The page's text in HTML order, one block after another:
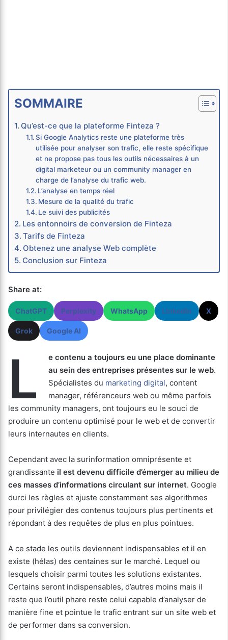
SOMMAIRE
Qu’est-ce que la plateforme Finteza ?
Si Google Analytics reste une plateforme très
utilisée pour analyser son trafic, elle reste spécifique
et ne propose pas tous les outils nécessaires à un
digital marketeur ou un community manager en
charge de l’analyse du trafic web.
L’analyse en temps réel
Mesure de la qualité du trafic
Le suivi des publicités
Les entonnoirs de conversion de Finteza
Tarifs de Finteza
Obtenez une analyse Web complète
Conclusion sur Finteza
Share at:
ChatGPT Perplexity WhatsApp LinkedIn X
Grok Google AI
L
e contenu a toujours eu une place dominante
au sein des entreprises présentes sur le web.
Spécialistes du marketing digital, content
manager, référenceurs web ou même parfois
les community managers, ont toujours eu le souci de
produire un contenu optimisé pour le web et de convertir
leurs internautes en clients.
Cependant avec la surinformation omniprésente et
grandissante il est devenu difficile d’émerger au milieu de
ces masses d’informations circulant sur internet. Google
durci les règles et ajuste constamment ses algorithmes
pour privilégier des contenus toujours plus pertinents et
répondant à des requêtes de plus en plus pointues.
A ce stade les outils deviennent indispensables et il en
existe (hélas) des centaines sur le marché. Lequel ou
lesquels choisir parmi toutes les solutions existantes.
Certains seront indispensables, d’autres moins mais il
reste que l’outil phare reste celui capable d’analyser de
manière fine et pointue le trafic entrant sur un site web et
de performer dans sa conversion.